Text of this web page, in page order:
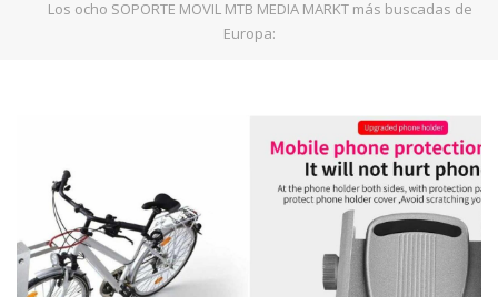
Los ocho SOPORTE MOVIL MTB MEDIA MARKT más buscadas de
Europa: